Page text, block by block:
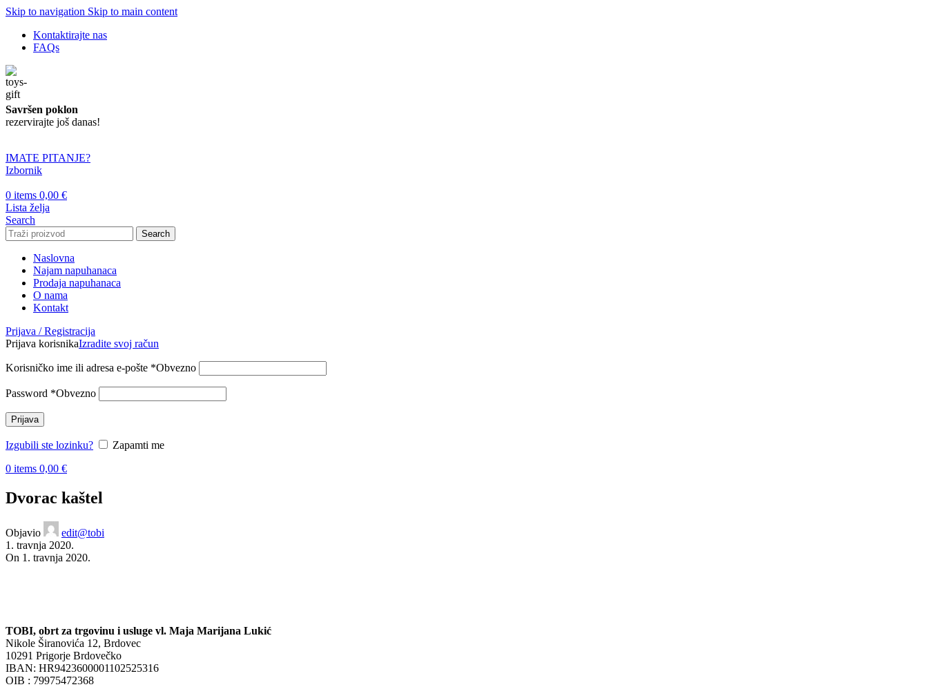
Skip to navigation Skip to main content
Kontaktirajte nas
FAQs
Savršen poklon
rezervirajte još danas!
IMATE PITANJE?
Izbornik
0 items 0,00 €
Lista želja
Search
Search
Naslovna
Najam napuhanaca
Prodaja napuhanaca
O nama
Kontakt
Prijava / Registracija
Prijava korisnikaIzradite svoj račun
Korisničko ime ili adresa e-pošte *Obvezno
Password *Obvezno
Prijava
Izgubili ste lozinku?
Zapamti me
0 items 0,00 €
Dvorac kaštel
Objavio
edit@tobi
1. travnja 2020.
On 1. travnja 2020.
TOBI, obrt za trgovinu i usluge vl. Maja Marijana Lukić
Nikole Širanovića 12, Brdovec
10291 Prigorje Brdovečko
IBAN: HR9423600001102525316
OIB : 79975472368